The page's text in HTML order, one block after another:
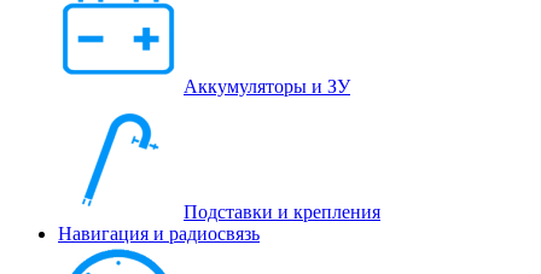
Аккумуляторы и ЗУ
Подставки и крепления
Навигация и радиосвязь